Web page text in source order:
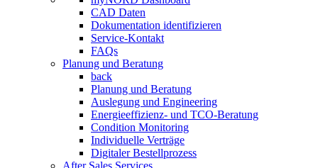
CAD Daten
Dokumentation identifizieren
Service-Kontakt
FAQs
Planung und Beratung
back
Planung und Beratung
Auslegung und Engineering
Energieeffizienz- und TCO-Beratung
Condition Monitoring
Individuelle Verträge
Digitaler Bestellprozess
After Sales Services